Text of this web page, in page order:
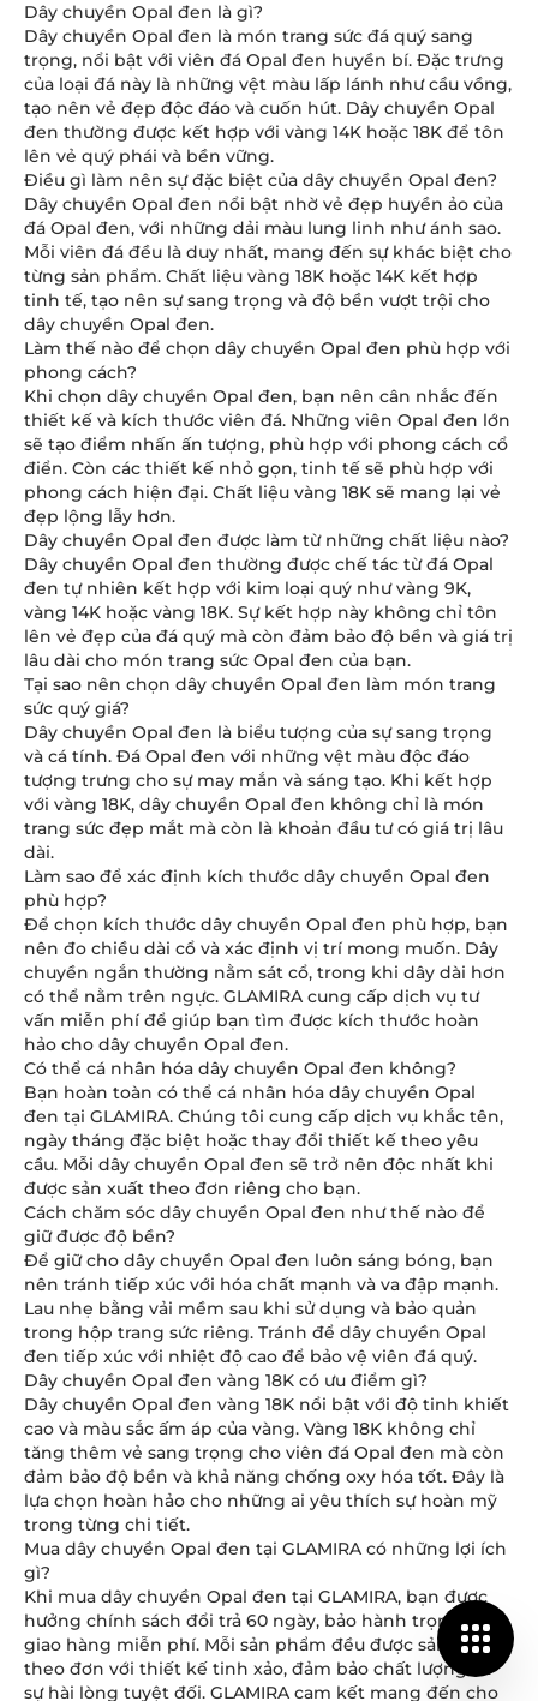
Dây chuyền Opal đen là gì?
Dây chuyền Opal đen là món trang sức đá quý sang
trọng, nổi bật với viên đá Opal đen huyền bí. Đặc trưng
của loại đá này là những vệt màu lấp lánh như cầu vồng,
tạo nên vẻ đẹp độc đáo và cuốn hút. Dây chuyền Opal
đen thường được kết hợp với vàng 14K hoặc 18K để tôn
lên vẻ quý phái và bền vững.
Điều gì làm nên sự đặc biệt của dây chuyền Opal đen?
Dây chuyền Opal đen nổi bật nhờ vẻ đẹp huyền ảo của
đá Opal đen, với những dải màu lung linh như ánh sao.
Mỗi viên đá đều là duy nhất, mang đến sự khác biệt cho
từng sản phẩm. Chất liệu vàng 18K hoặc 14K kết hợp
tinh tế, tạo nên sự sang trọng và độ bền vượt trội cho
dây chuyền Opal đen.
Làm thế nào để chọn dây chuyền Opal đen phù hợp với
phong cách?
Khi chọn dây chuyền Opal đen, bạn nên cân nhắc đến
thiết kế và kích thước viên đá. Những viên Opal đen lớn
sẽ tạo điểm nhấn ấn tượng, phù hợp với phong cách cổ
điển. Còn các thiết kế nhỏ gọn, tinh tế sẽ phù hợp với
phong cách hiện đại. Chất liệu vàng 18K sẽ mang lại vẻ
đẹp lộng lẫy hơn.
Dây chuyền Opal đen được làm từ những chất liệu nào?
Dây chuyền Opal đen thường được chế tác từ đá Opal
đen tự nhiên kết hợp với kim loại quý như vàng 9K,
vàng 14K hoặc vàng 18K. Sự kết hợp này không chỉ tôn
lên vẻ đẹp của đá quý mà còn đảm bảo độ bền và giá trị
lâu dài cho món trang sức Opal đen của bạn.
Tại sao nên chọn dây chuyền Opal đen làm món trang
sức quý giá?
Dây chuyền Opal đen là biểu tượng của sự sang trọng
và cá tính. Đá Opal đen với những vệt màu độc đáo
tượng trưng cho sự may mắn và sáng tạo. Khi kết hợp
với vàng 18K, dây chuyền Opal đen không chỉ là món
trang sức đẹp mắt mà còn là khoản đầu tư có giá trị lâu
dài.
Làm sao để xác định kích thước dây chuyền Opal đen
phù hợp?
Để chọn kích thước dây chuyền Opal đen phù hợp, bạn
nên đo chiều dài cổ và xác định vị trí mong muốn. Dây
chuyền ngắn thường nằm sát cổ, trong khi dây dài hơn
có thể nằm trên ngực. GLAMIRA cung cấp dịch vụ tư
vấn miễn phí để giúp bạn tìm được kích thước hoàn
hảo cho dây chuyền Opal đen.
Có thể cá nhân hóa dây chuyền Opal đen không?
Bạn hoàn toàn có thể cá nhân hóa dây chuyền Opal
đen tại GLAMIRA. Chúng tôi cung cấp dịch vụ khắc tên,
ngày tháng đặc biệt hoặc thay đổi thiết kế theo yêu
cầu. Mỗi dây chuyền Opal đen sẽ trở nên độc nhất khi
được sản xuất theo đơn riêng cho bạn.
Cách chăm sóc dây chuyền Opal đen như thế nào để
giữ được độ bền?
Để giữ cho dây chuyền Opal đen luôn sáng bóng, bạn
nên tránh tiếp xúc với hóa chất mạnh và va đập mạnh.
Lau nhẹ bằng vải mềm sau khi sử dụng và bảo quản
trong hộp trang sức riêng. Tránh để dây chuyền Opal
đen tiếp xúc với nhiệt độ cao để bảo vệ viên đá quý.
Dây chuyền Opal đen vàng 18K có ưu điểm gì?
Dây chuyền Opal đen vàng 18K nổi bật với độ tinh khiết
cao và màu sắc ấm áp của vàng. Vàng 18K không chỉ
tăng thêm vẻ sang trọng cho viên đá Opal đen mà còn
đảm bảo độ bền và khả năng chống oxy hóa tốt. Đây là
lựa chọn hoàn hảo cho những ai yêu thích sự hoàn mỹ
trong từng chi tiết.
Mua dây chuyền Opal đen tại GLAMIRA có những lợi ích
gì?
Khi mua dây chuyền Opal đen tại GLAMIRA, bạn được
hưởng chính sách đổi trả 60 ngày, bảo hành trọn đời và
giao hàng miễn phí. Mỗi sản phẩm đều được sản xuất
theo đơn với thiết kế tinh xảo, đảm bảo chất lượng và
sự hài lòng tuyệt đối. GLAMIRA cam kết mang đến cho